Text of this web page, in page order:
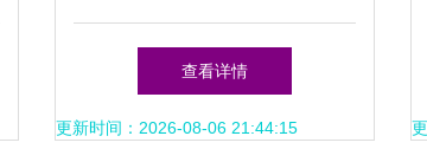
全面设计与安装指南
查看详情
更新时间：2026-08-06 21:44:15